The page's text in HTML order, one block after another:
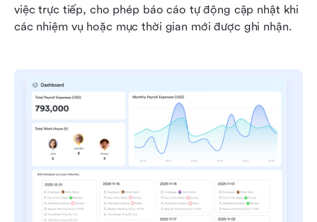
việc trực tiếp, cho phép báo cáo tự động cập nhật khi
các nhiệm vụ hoặc mục thời gian mới được ghi nhận.